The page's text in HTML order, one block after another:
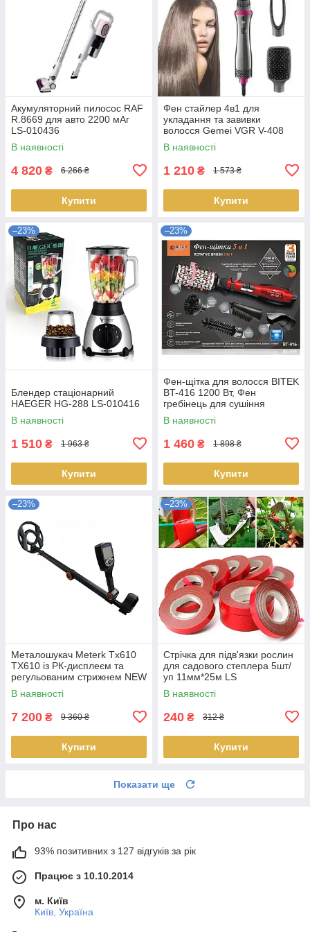
Акумуляторний пилосос RAF
R.8669 для авто 2200 мАг
LS-010436
В наявності
4 820 ₴ 6 266 ₴
Купити
Фен стайлер 4в1 для
укладання та завивки
волосся Gemei VGR V-408
LS-012098
В наявності
1 210 ₴ 1 573 ₴
Купити
–23%
Блендер стаціонарний
HAEGER HG-288 LS-010416
В наявності
1 510 ₴ 1 963 ₴
Купити
–23%
Фен-щітка для волосся BITEK
BT-416 1200 Вт, Фен
гребінець для сушіння
волосся, Стайлер для
волосся, фен браш LS-
В наявності
1 460 ₴ 1 898 ₴
Купити
–23%
Металошукач Meterk Tx610
ТХ610 із РК-дисплеєм та
регульованим стрижнем NEW
Доставка
В наявності
7 200 ₴ 9 360 ₴
Купити
–23%
Стрічка для підв'язки рослин
для садового степлера 5шт/
уп 11мм*25м LS
В наявності
240 ₴ 312 ₴
Купити
Показати ще
Про нас
93% позитивних з 127 відгуків за рік
Працює з 10.10.2014
м. Київ
Київ, Україна